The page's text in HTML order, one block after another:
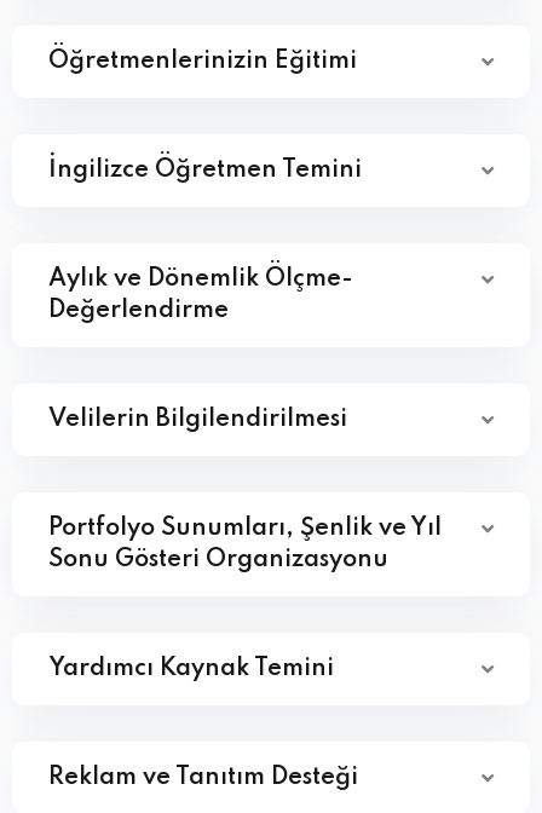
Öğretmenlerinizin Eğitimi
İngilizce Öğretmen Temini
Aylık ve Dönemlik Ölçme-
Değerlendirme
Velilerin Bilgilendirilmesi
Portfolyo Sunumları, Şenlik ve Yıl
Sonu Gösteri Organizasyonu
Yardımcı Kaynak Temini
Reklam ve Tanıtım Desteği